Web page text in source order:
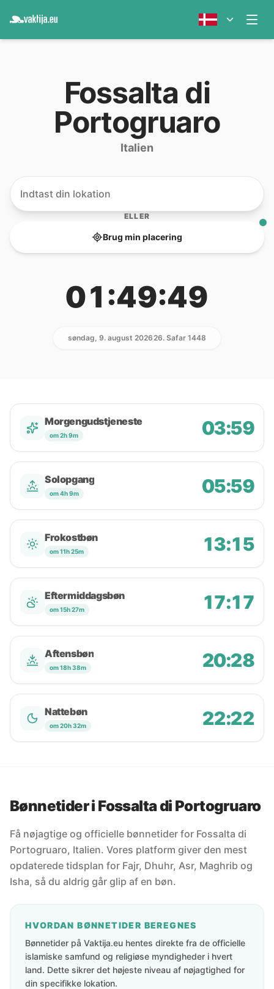
Fossalta di
Portogruaro
Italien
ELLER
Brug min placering
01:49:49
søndag, 9. august 202626. Safar 1448
Morgengudstjeneste
om 2h 9m 03:59
Solopgang
om 4h 9m 05:59
Frokostbøn
om 11h 25m 13:15
Eftermiddagsbøn
om 15h 27m 17:17
Aftensbøn
om 18h 38m 20:28
Nattebøn
om 20h 32m 22:22
Bønnetider i Fossalta di Portogruaro
Få nøjagtige og officielle bønnetider for Fossalta di
Portogruaro, Italien. Vores platform giver den mest
opdaterede tidsplan for Fajr, Dhuhr, Asr, Maghrib og
Isha, så du aldrig går glip af en bøn.
HVORDAN BØNNETIDER BEREGNES
Bønnetider på Vaktija.eu hentes direkte fra de officielle
islamiske samfund og religiøse myndigheder i hvert
land. Dette sikrer det højeste niveau af nøjagtighed for
din specifikke lokation.